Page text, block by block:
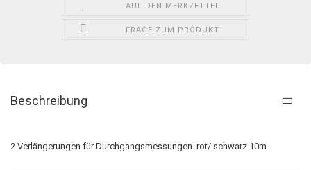
AUF DEN MERKZETTEL
FRAGE ZUM PRODUKT
Beschreibung
2 Verlängerungen für Durchgangsmessungen. rot/ schwarz 10m